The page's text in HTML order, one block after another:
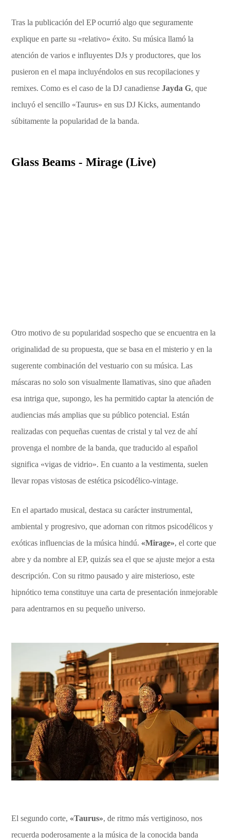
Tras la publicación del EP ocurrió algo que seguramente
explique en parte su «relativo» éxito. Su música llamó la
atención de varios e influyentes DJs y productores, que los
pusieron en el mapa incluyéndolos en sus recopilaciones y
remixes. Como es el caso de la DJ canadienseJayda G, que
incluyó el sencillo «Taurus» en sus DJ Kicks, aumentando
súbitamente la popularidad de la banda.
Glass Beams - Mirage (Live)
Otro motivo de su popularidad sospecho que se encuentra en la
originalidad de su propuesta, que se basa en el misterio y en la
sugerente combinación del vestuario con su música. Las
máscaras no solo son visualmente llamativas, sino que añaden
esa intriga que, supongo, les ha permitido captar la atención de
audiencias más amplias que su público potencial. Están
realizadas con pequeñas cuentas de cristal y tal vez de ahí
provenga el nombre de la banda, que traducido al español
significa «vigas de vidrio». En cuanto a la vestimenta, suelen
llevar ropas vistosas de estética psicodélico-vintage.
En el apartado musical, destaca su carácter instrumental,
ambiental y progresivo, que adornan con ritmos psicodélicos y
exóticas influencias de la música hindú. «Mirage», el corte que
abre y da nombre al EP, quizás sea el que se ajuste mejor a esta
descripción. Con su ritmo pausado y aire misterioso, este
hipnótico tema constituye una carta de presentación inmejorable
para adentrarnos en su pequeño universo.
El segundo corte, «Taurus», de ritmo más vertiginoso, nos
recuerda poderosamente a la música de la conocida banda